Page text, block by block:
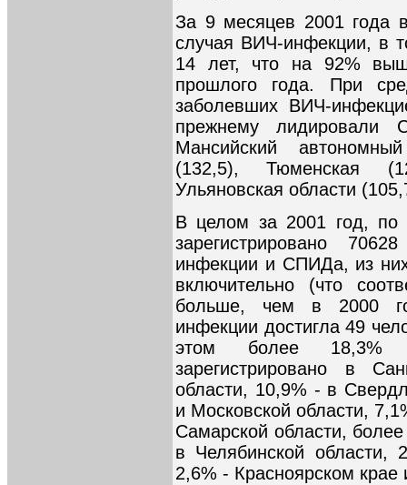
За 9 месяцев 2001 года
случая ВИЧ-инфекции, в
14 лет, что на 92%
прошлого года. При
заболевших ВИЧ-
прежнему лидировали
Мансийский
(132,5), Тюменская
Ульяновская области
В целом за 2001 год, по
зарегистрировано
инфекции и СПИДа, из
включительно (что
больше, чем в 2000
инфекции достигла 49
этом более 18,3%
зарегистрировано в
области, 10,9% - в
и Московской области,
Самарской области,
в Челябинской области,
2,6% - Красноярском крае